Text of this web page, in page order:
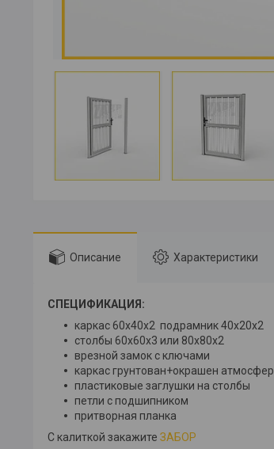
Описание Характеристики
СПЕЦИФИКАЦИЯ:
каркас 60х40х2 подрамник 40х20х2
столбы 60х60х3 или 80х80х2
врезной замок с ключами
каркас грунтован+окрашен
пластиковые заглушки на столбы
петли с подшипником
притворная планка
С калиткой закажите ЗАБОР